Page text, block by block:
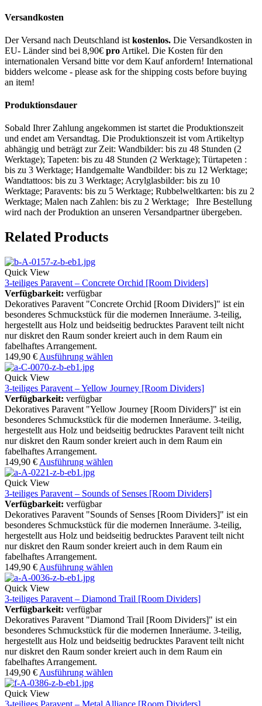
Versandkosten
Der Versand nach Deutschland ist kostenlos. Die Versandkosten in
EU- Länder sind bei 8,90€ pro Artikel. Die Kosten für den
internationalen Versand bitte vor dem Kauf anfordern! International
bidders welcome - please ask for the shipping costs before buying
an item!
Produktionsdauer
Sobald Ihrer Zahlung angekommen ist startet die Produktionszeit
und endet am Versandtag. Die Produktionszeit ist vom Artikeltyp
abhängig und beträgt zur Zeit: Wandbilder: bis zu 48 Stunden (2
Werktage); Tapeten: bis zu 48 Stunden (2 Werktage); Türtapeten :
bis zu 3 Werktage; Handgemalte Wandbilder: bis zu 12 Werktage;
Wandtattoos: bis zu 3 Werktage; Acrylglasbilder: bis zu 10
Werktage; Paravents: bis zu 5 Werktage; Rubbelweltkarten: bis zu 2
Werktage; Malen nach Zahlen: bis zu 2 Werktage; Ihre Bestellung
wird nach der Produktion an unseren Versandpartner übergeben.
Related Products
Quick View
3-teiliges Paravent – Concrete Orchid [Room Dividers]
Verfügbarkeit: verfügbar
Dekoratives Paravent "Concrete Orchid [Room Dividers]" ist ein
besonderes Schmuckstück für die modernen Inneräume. 3-teilig,
hergestellt aus Holz und beidseitig bedrucktes Paravent teilt nicht
nur diskret den Raum sonder kreiert auch in dem Raum ein
fabelhaftes Arrangement.
149,90 € Ausführung wählen
Quick View
3-teiliges Paravent – Yellow Journey [Room Dividers]
Verfügbarkeit: verfügbar
Dekoratives Paravent "Yellow Journey [Room Dividers]" ist ein
besonderes Schmuckstück für die modernen Inneräume. 3-teilig,
hergestellt aus Holz und beidseitig bedrucktes Paravent teilt nicht
nur diskret den Raum sonder kreiert auch in dem Raum ein
fabelhaftes Arrangement.
149,90 € Ausführung wählen
Quick View
3-teiliges Paravent – Sounds of Senses [Room Dividers]
Verfügbarkeit: verfügbar
Dekoratives Paravent "Sounds of Senses [Room Dividers]" ist ein
besonderes Schmuckstück für die modernen Inneräume. 3-teilig,
hergestellt aus Holz und beidseitig bedrucktes Paravent teilt nicht
nur diskret den Raum sonder kreiert auch in dem Raum ein
fabelhaftes Arrangement.
149,90 € Ausführung wählen
Quick View
3-teiliges Paravent – Diamond Trail [Room Dividers]
Verfügbarkeit: verfügbar
Dekoratives Paravent "Diamond Trail [Room Dividers]" ist ein
besonderes Schmuckstück für die modernen Inneräume. 3-teilig,
hergestellt aus Holz und beidseitig bedrucktes Paravent teilt nicht
nur diskret den Raum sonder kreiert auch in dem Raum ein
fabelhaftes Arrangement.
149,90 € Ausführung wählen
Quick View